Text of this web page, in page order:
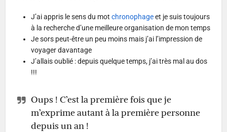
J’ai appris le sens du motchronophageet je suis toujours
à la recherche d’une meilleure organisation de mon temps
Je sors peut-être un peu moins mais j’ai l’impression de
voyager davantage
J’allais oublié : depuis quelque temps, j’ai très mal au dos
!!!
Oups ! C’est la première fois que je
m’exprime autant à la première personne
depuis un an !